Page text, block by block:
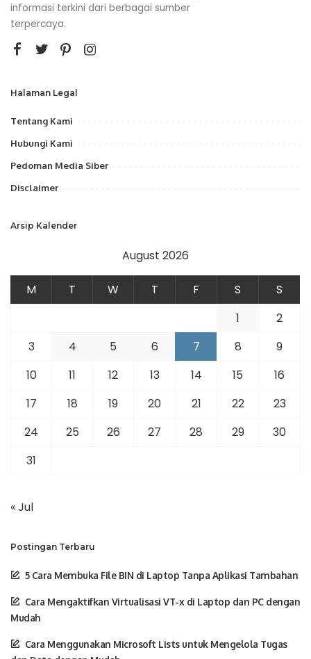
informasi terkini dari berbagai sumber
terpercaya.
Halaman Legal
Tentang Kami
Hubungi Kami
Pedoman Media Siber
Disclaimer
Arsip Kalender
August 2026
M T W T F S
S
1
2
3
4 5 6 7 8
9
10
11 12 13 14 15
16
17
18 19 20 21 22
23
24
25 26 27 28 29
30
31
« Jul
Postingan Terbaru
5 Cara Membuka File BIN di Laptop Tanpa Aplikasi Tambahan
Cara Mengaktifkan Virtualisasi VT-x di Laptop dan PC dengan
Mudah
Cara Menggunakan Microsoft Lists untuk Mengelola Tugas